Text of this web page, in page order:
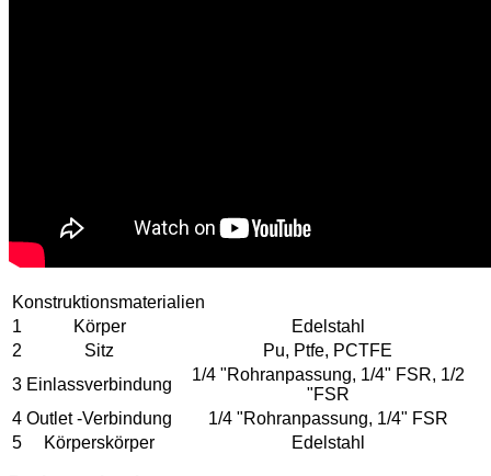
Konstruktionsmaterialien
1
Körper
Edelstahl
2
Sitz
Pu, Ptfe, PCTFE
3 Einlassverbindung
1/4 "Rohranpassung, 1/4" FSR, 1/2
"FSR
4 Outlet -Verbindung
1/4 "Rohranpassung, 1/4" FSR
5
Körperskörper Edelstahl